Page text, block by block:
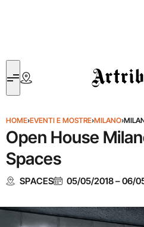
Artribune
HOME›EVENTI E MOSTRE›MILANO›
Open House
Spaces
SPACES 05/05/2018–06/